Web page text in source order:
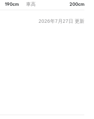
190cm 車高 200cm
2026年7月27日 更新